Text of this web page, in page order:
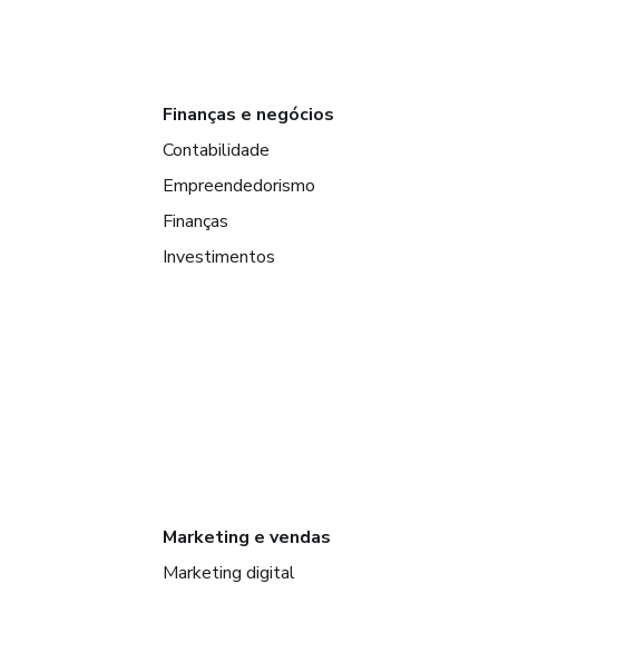
Finanças e negócios
Contabilidade
Empreendedorismo
Finanças
Investimentos
Marketing e vendas
Marketing digital